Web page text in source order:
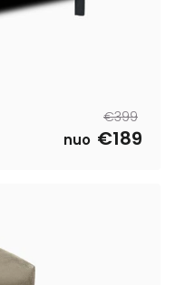
Tavahind
€399
Müügihind
nuo €189